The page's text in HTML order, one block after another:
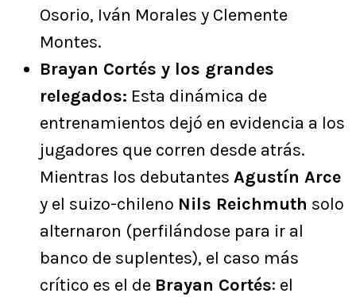
Osorio, Iván Morales y Clemente
Montes.
Brayan Cortés y los grandes
relegados: Esta dinámica de
entrenamientos dejó en evidencia a los
jugadores que corren desde atrás.
Mientras los debutantes Agustín Arce
y el suizo-chileno Nils Reichmuth solo
alternaron (perfilándose para ir al
banco de suplentes), el caso más
crítico es el de Brayan Cortés: el